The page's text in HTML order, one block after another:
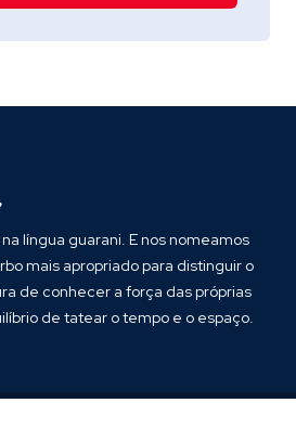
língua guarani. E nos nomeamos
mais apropriado para distinguir o
de conhecer a força das próprias
de tatear o tempo e o espaço.